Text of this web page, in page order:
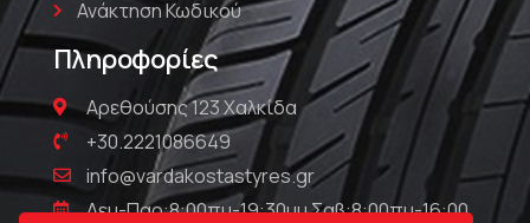
Ανάκτηση Κωδικού
Πληροφορίες
Αρεθούσης 123 Χαλκίδα
+30.2221086649
info@vardakostastyres.gr
Δευ-Παρ:8:00πμ-19:30μμ Σαβ:8:00πμ-16:00